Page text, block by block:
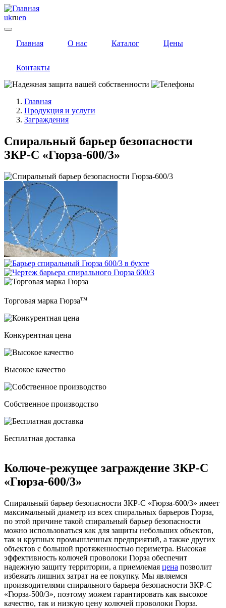
ukruen
Главная О нас Каталог Цены
Контакты
Главная
Продукция и услуги
Заграждения
Спиральный барьер безопасности
ЗКР-С «Гюрза-600/3»
Торговая марка Гюрзатм
Конкурентная цена
Высокое качество
Собственное производство
Бесплатная доставка
Колюче-режущее заграждение ЗКР-С
«Гюрза-600/3»
Спиральный барьер безопасности ЗКР-С «Гюрза-600/3» имеет
максимальный диаметр из всех спиральных барьеров Гюрза,
по этой причине такой спиральный барьер безопасности
можно использоваться как для защиты небольших объектов,
так и крупных промышленных предприятий, а также других
объектов с большой протяженностью периметра. Высокая
эффективность колючей проволоки Гюрза обеспечит
надежную защиту территории, а приемлемая цена позволит
избежать лишних затрат на ее покупку. Мы являемся
производителями спирального барьера безопасности ЗКР-С
«Гюрза-500/3», поэтому можем гарантировать как высокое
качество, так и низкую цену колючей проволоки Гюрза.